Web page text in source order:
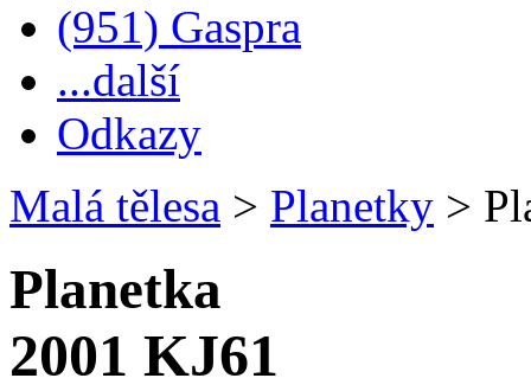
(951) Gaspra
...další
Odkazy
Malá tělesa > Planetky >
Planetka
2001 KJ61